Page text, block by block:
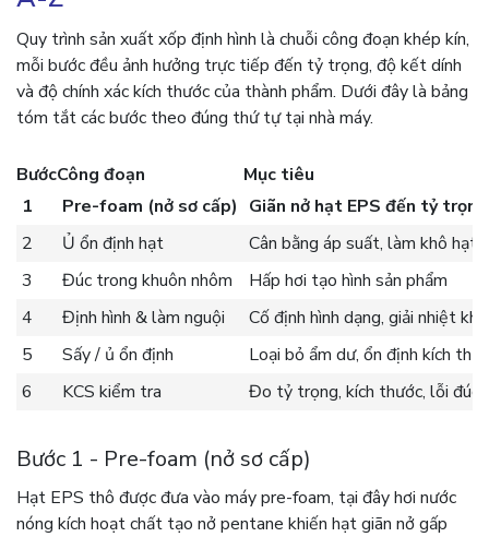
Quy trình sản xuất xốp định hình là chuỗi công đoạn khép kín,
mỗi bước đều ảnh hưởng trực tiếp đến tỷ trọng, độ kết dính
và độ chính xác kích thước của thành phẩm. Dưới đây là bảng
tóm tắt các bước theo đúng thứ tự tại nhà máy.
BướcCông đoạn
Mục tiêu
1
Pre-foam (nở sơ cấp) Giãn nở hạt EPS đến tỷ
2
Ủ ổn định hạt
Cân bằng áp suất, làm khô hạt
3
Đúc trong khuôn nhôm
Hấp hơi tạo hình sản phẩm
4
Định hình & làm nguội
Cố định hình dạng, giải nhiệt
5
Sấy / ủ ổn định
Loại bỏ ẩm dư, ổn định kích
6
KCS kiểm tra Đo tỷ trọng, kích thước, lỗi đúc
Bước 1 - Pre-foam (nở sơ cấp)
Hạt EPS thô được đưa vào máy pre-foam, tại đây hơi nước
nóng kích hoạt chất tạo nở pentane khiến hạt giãn nở gấp